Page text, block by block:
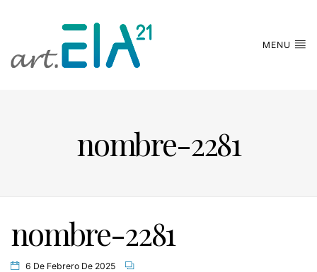
MENU
nombre-2281
nombre-2281
6 De Febrero De 2025